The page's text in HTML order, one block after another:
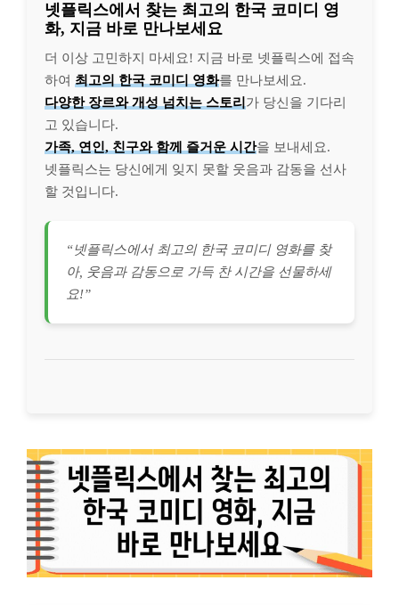
넷플릭스에서 찾는 최고의 한국 코미디 영
화, 지금 바로 만나보세요
더 이상 고민하지 마세요! 지금 바로 넷플릭스에 접속
하여 최고의 한국 코미디 영화를 만나보세요.
다양한 장르와 개성 넘치는 스토리 가 당신을 기다리
고 있습니다.
가족, 연인, 친구와 함께 즐거운 시간을 보내세요.
넷플릭스는 당신에게 잊지 못할 웃음과 감동을 선사
할 것입니다.
“넷플릭스에서 최고의 한국 코미디 영화를 찾
아, 웃음과 감동으로 가득 찬 시간을 선물하세
요!”